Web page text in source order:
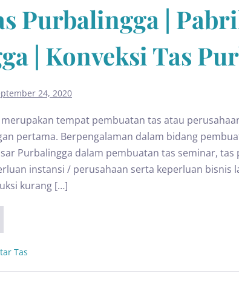
Purbalingga |
| Konveksi Tas
24, 2020
tempat pembuatan tas atau
pertama. Berpengalaman dalam bidang
Purbalingga dalam pembuatan tas seminar, tas
instansi / perusahaan serta keperluan bisnis
kurang […]
Tas